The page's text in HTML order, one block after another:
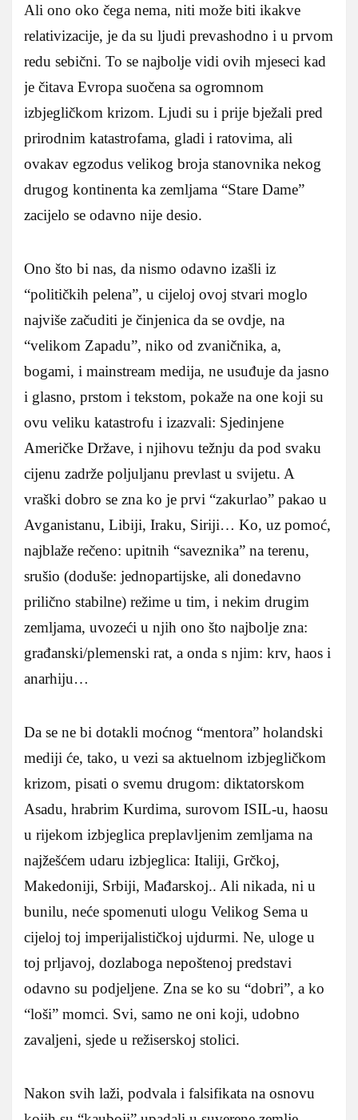
Ali ono oko čega nema, niti može biti ikakve
relativizacije, je da su ljudi prevashodno i u prvom
redu sebični. To se najbolje vidi ovih mjeseci kad
je čitava Evropa suočena sa ogromnom
izbjegličkom krizom. Ljudi su i prije bježali pred
prirodnim katastrofama, gladi i ratovima, ali
ovakav egzodus velikog broja stanovnika nekog
drugog kontinenta ka zemljama “Stare Dame”
zacijelo se odavno nije desio.
Ono što bi nas, da nismo odavno izašli iz
“političkih pelena”, u cijeloj ovoj stvari moglo
najviše začuditi je činjenica da se ovdje, na
“velikom Zapadu”, niko od zvaničnika, a,
bogami, i mainstream medija, ne usuđuje da jasno
i glasno, prstom i tekstom, pokaže na one koji su
ovu veliku katastrofu i izazvali: Sjedinjene
Američke Države, i njihovu težnju da pod svaku
cijenu zadrže poljuljanu prevlast u svijetu. A
vraški dobro se zna ko je prvi “zakurlao” pakao u
Avganistanu, Libiji, Iraku, Siriji… Ko, uz pomoć,
najblaže rečeno: upitnih “saveznika” na terenu,
srušio (doduše: jednopartijske, ali donedavno
prilično stabilne) režime u tim, i nekim drugim
zemljama, uvozeći u njih ono što najbolje zna:
građanski/plemenski rat, a onda s njim: krv, haos i
anarhiju…
Da se ne bi dotakli moćnog “mentora” holandski
mediji će, tako, u vezi sa aktuelnom izbjegličkom
krizom, pisati o svemu drugom: diktatorskom
Asadu, hrabrim Kurdima, surovom ISIL-u, haosu
u rijekom izbjeglica preplavljenim zemljama na
najžešćem udaru izbjeglica: Italiji, Grčkoj,
Makedoniji, Srbiji, Mađarskoj.. Ali nikada, ni u
bunilu, neće spomenuti ulogu Velikog Sema u
cijeloj toj imperijalističkoj ujdurmi. Ne, uloge u
toj prljavoj, dozlaboga nepoštenoj predstavi
odavno su podjeljene. Zna se ko su “dobri”, a ko
“loši” momci. Svi, samo ne oni koji, udobno
zavaljeni, sjede u režiserskoj stolici.
Nakon svih laži, podvala i falsifikata na osnovu